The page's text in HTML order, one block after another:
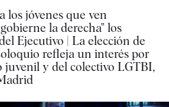
los jóvenes que ven
la derecha" los
Ejecutivo | La elección de
refleja un interés por
juvenil y del colectivo LGTBI,